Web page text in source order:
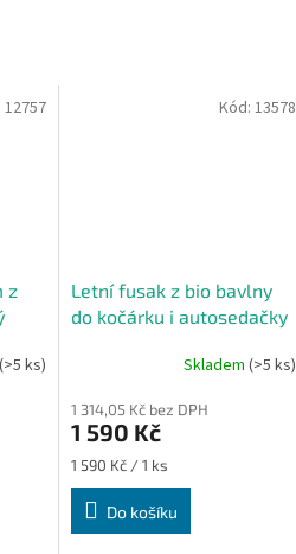
z
(>5 ks)
12757
Letní fusak z bio bavlny
do kočárku i autosedačky
Skladem (>5 ks)
1 314,05 Kč bez DPH
1 590 Kč
Měrná
cena:
1 590 Kč / 1 ks
Do košíku
Kód: 13578